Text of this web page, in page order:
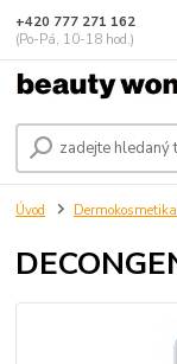
+420 777 271 162
(Po-Pá, 10-18 hod.)
Úvod